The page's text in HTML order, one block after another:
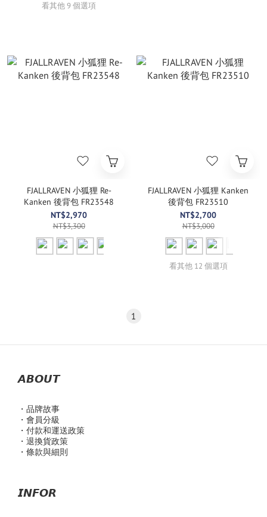
看其他 9 個選項
FJALLRAVEN 小狐狸 Re-
Kanken 後背包 FR23548
NT$2,970
NT$3,300
FJALLRAVEN 小狐狸 Kanken
後背包 FR23510
NT$2,700
NT$3,000
看其他 12 個選項
1
𝘼𝘽𝙊𝙐𝙏
・品牌故事
・會員分級
・付款和運送政策
・退換貨政策
・條款與細則
𝙄𝙉𝙁𝙊𝙍